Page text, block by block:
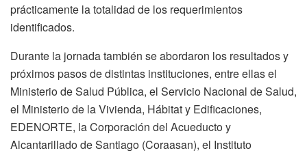
prácticamente la totalidad de los requerimientos
identificados.
Durante la jornada también se abordaron los resultados y
próximos pasos de distintas instituciones, entre ellas el
Ministerio de Salud Pública, el Servicio Nacional de Salud,
el Ministerio de la Vivienda, Hábitat y Edificaciones,
EDENORTE, la Corporación del Acueducto y
Alcantarillado de Santiago (Coraasan), el Instituto